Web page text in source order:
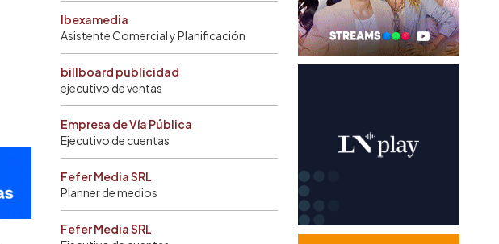
Ibexamedia
Asistente Comercial y Planificación
billboard publicidad
ejecutivo de ventas
Empresa de Vía Pública
Ejecutivo de cuentas
Fefer Media SRL
Planner de medios
Fefer Media SRL